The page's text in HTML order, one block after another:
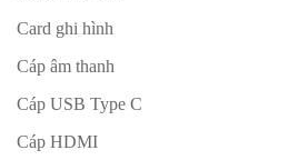
Card ghi hình
Cáp âm thanh
Cáp USB Type C
Cáp HDMI